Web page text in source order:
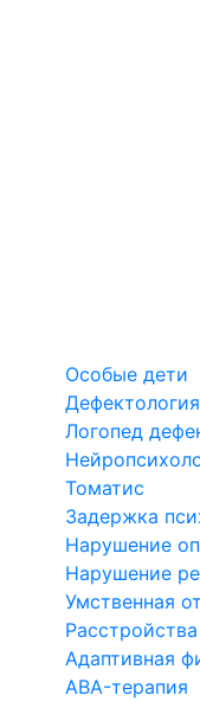
Особые дети
Дефектология
Логопед
Томатис
Задержка
Нарушение
Нарушение
Умственная
Адаптивная
ABA-терапия